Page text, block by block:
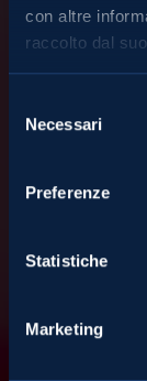
con altre
raccolto dal
delNecessari
Preferenze
Statistiche
Marketing
La